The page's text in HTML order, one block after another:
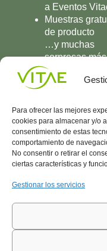
Para ofrecer las mejores
cookies para almacenar y/o
consentimiento de estas
comportamiento de
No consentir o retirar el
ciertas características y
Gestionar los servicios
a Eventos
Muestras
de producto
…y muchas
sorpresas más
UNIRME
Conocenos
Vitae
l
Área